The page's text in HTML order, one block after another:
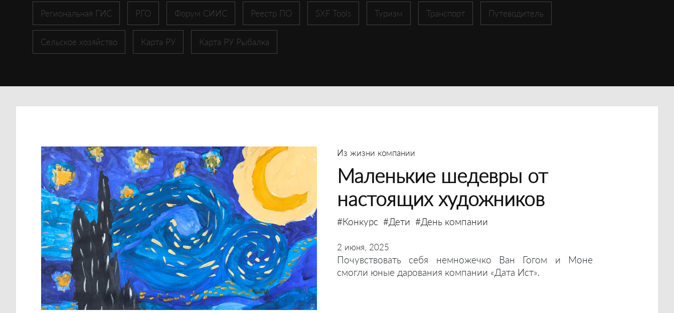
Региональная ГИС РГО Форум СИИС Реестр ПО SXF Tools Туризм Транспорт Путеводитель
Сельское хозяйство Карта РУ Карта РУ Рыбалка
Из жизни компании
Маленькие шедевры от
настоящих художников
#Конкурс #Дети #День компании
2 июня, 2025
Почувствовать себя немножечко Ван Гогом и Моне
смогли юные дарования компании «Дата Ист».